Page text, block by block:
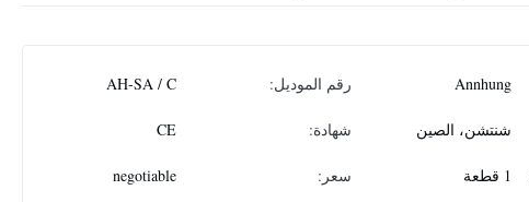
Annhung رقم الموديل: AH-SA / C
شنتشن، الصين شهادة: CE
1 قطعة سعر: negotiable